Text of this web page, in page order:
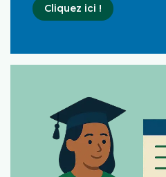
Cliquez ici !